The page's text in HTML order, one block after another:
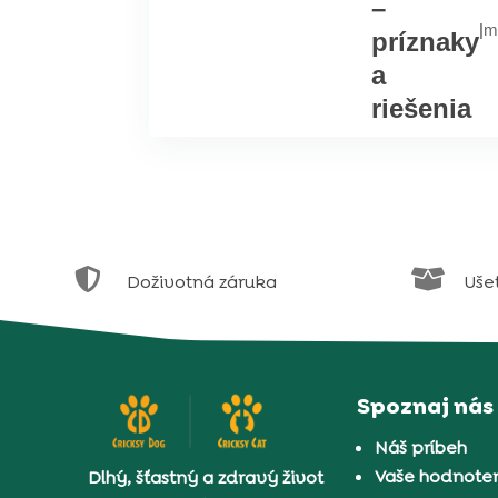
–
príznaky
a
riešenia
|
 Doživotná záruka 
Dlhý, šťastný a zdravý život
Spoznaj nás
Náš príbeh
Vaše